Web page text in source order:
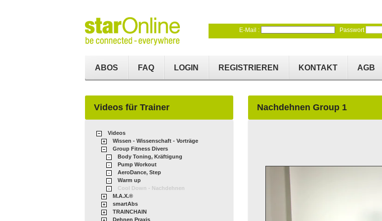
E-Mail : Passwort
ABOS FAQ LOGIN REGISTRIEREN KONTAKT AGB
Videos für Trainer
Videos
Wissen - Wissenschaft - Vorträge
Group Fitness Divers
Body Toning, Kräftigung
Pump Workout
AeroDance, Step
Warm up
Cool Down - Nachdehnen
M.A.X.®
smartAbs
TRAINCHAIN
Dehnen Praxis
Nachdehnen Group 1